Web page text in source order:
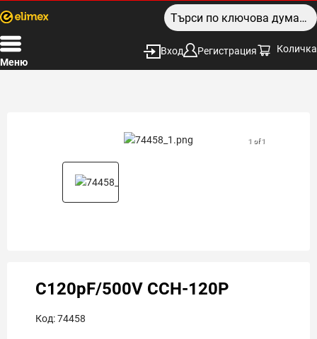
Меню
Вход Регистрация Количка
1 of 1
C120pF/500V CCH-120P
Код:74458